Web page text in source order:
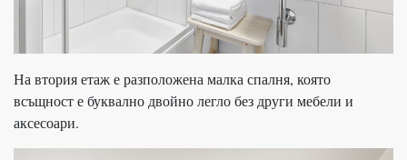
На втория етаж е разположена малка спалня, която
всъщност е буквално двойно легло без други мебели и
аксесоари.